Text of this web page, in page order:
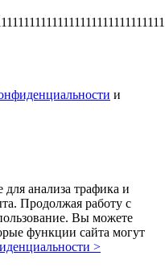
и
анализа трафика и
Продолжая работу с
Вы можете
функции сайта могут
>